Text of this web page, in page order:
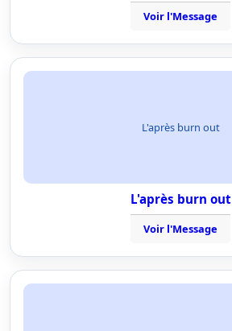
Voir l'Message
L'après burn out
L'après burn out
Voir l'Message